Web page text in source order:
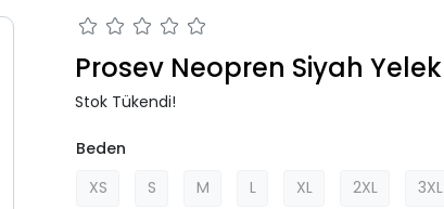
Prosev Neopren Siyah Yelek
Stok Tükendi!
Beden
XS
S M L XL 2XL 3XL